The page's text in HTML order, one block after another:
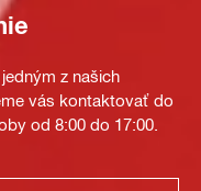
z našich
vás kontaktovať do
od 8:00 do 17:00.